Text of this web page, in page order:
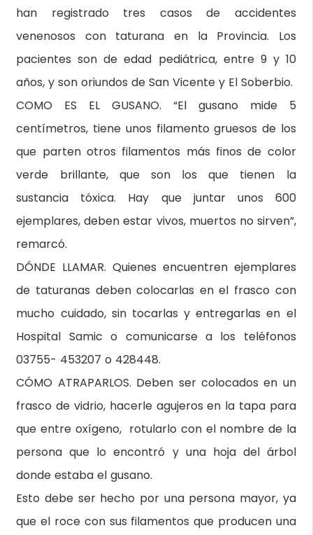
han registrado tres casos de accidentes
venenosos con taturana en la Provincia. Los
pacientes son de edad pediátrica, entre 9 y 10
años, y son oriundos de San Vicente y El Soberbio.
COMO ES EL GUSANO. “El gusano mide 5
centímetros, tiene unos filamento gruesos de los
que parten otros filamentos más finos de color
verde brillante, que son los que tienen la
sustancia tóxica. Hay que juntar unos 600
ejemplares, deben estar vivos, muertos no sirven”,
remarcó.
DÓNDE LLAMAR. Quienes encuentren ejemplares
de taturanas deben colocarlas en el frasco con
mucho cuidado, sin tocarlas y entregarlas en el
Hospital Samic o comunicarse a los teléfonos
03755- 453207 o 428448.
CÓMO ATRAPARLOS. Deben ser colocados en un
frasco de vidrio, hacerle agujeros en la tapa para
que entre oxígeno, rotularlo con el nombre de la
persona que lo encontró y una hoja del árbol
donde estaba el gusano.
Esto debe ser hecho por una persona mayor, ya
que el roce con sus filamentos que producen una